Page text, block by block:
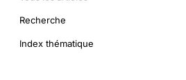
Recherche
Index thématique